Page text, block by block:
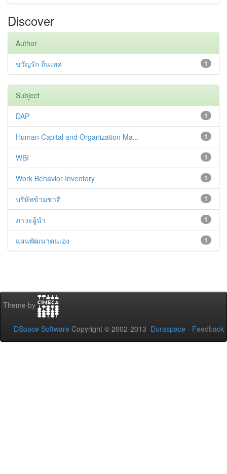
Discover
Author
1
ขวัญรัก ถิ่นเทศ
Subject
1
DAP
1
Human Capital and Organization Ma...
1
WBI
1
Work Behavior Inventory
1
บริษัทข้ามชาติ
1
ภาวะผู้นำ
1
แผนพัฒนาตนเอง
Theme by
DSpace Software Copyright © 2002-2013 Duraspace - Feedback